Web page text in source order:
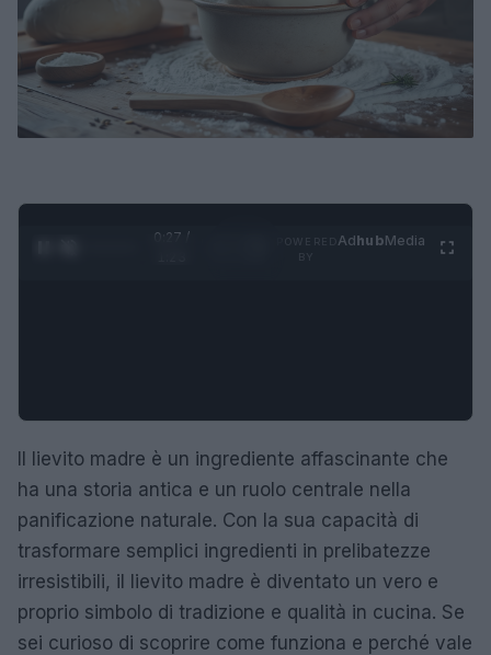
0:28 /
AdhubMedia
Il lievito madre è un ingrediente affascinante che
ha una storia antica e un ruolo centrale nella
panificazione naturale. Con la sua capacità di
trasformare semplici ingredienti in prelibatezze
irresistibili, il lievito madre è diventato un vero e
proprio simbolo di tradizione e qualità in cucina. Se
sei curioso di scoprire come funziona e perché vale